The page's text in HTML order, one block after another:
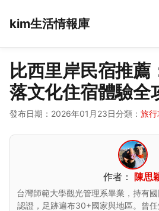
kim生活情報庫
比西里岸民宿推薦
落文化住宿體驗全
發布日期：2026年01月23日分類： 旅
作者： 陳思
台灣師範大學觀光管理系畢業，持有
認證，足跡遍布30+國家與地區。曾